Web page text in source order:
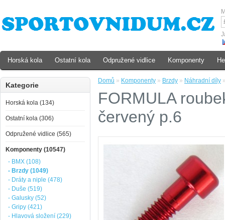
Domů » Komponenty » Brzdy » Náhradní díly
FORMULA
červený p.6
Kategorie
Horská kola (134)
Ostatní kola (306)
Odpružené vidlice (565)
Komponenty (10547)
- BMX (108)
- Brzdy (1049)
- Dráty a niple (478)
- Duše (519)
- Galusky (52)
- Gripy (421)
- Hlavová složení (229)
Horská kola Ostatní kola Odpružené vidlice Komponenty